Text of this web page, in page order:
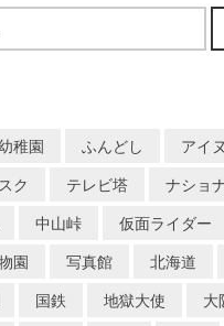
稚園 ふんどし
アイヌ
ク
テレビ塔
ナショ
中山峠 仮面ライダー
園
写真館 北海道
国鉄 地獄大使
大